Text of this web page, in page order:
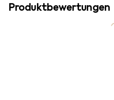
Produktbewertungen